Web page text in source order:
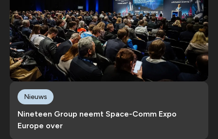
Nineteen Group neemt Space-Comm Expo
Europe over
Nieuws